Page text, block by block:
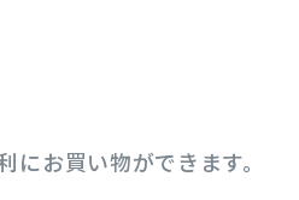
お買い物ができます。